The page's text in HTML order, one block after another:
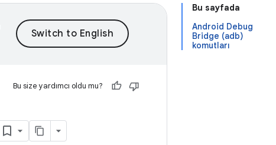
Bu sayfada
Android Debug
Bridge (adb)
komutları
Bu size yardımcı oldu mu?